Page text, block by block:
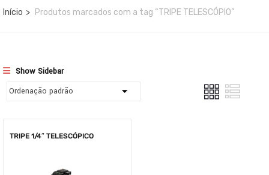
Início Produtos marcados com a tag “TRIPE TELESCÓPIO”
Show Sidebar
TRIPE 1/4″ TELESCÓPICO